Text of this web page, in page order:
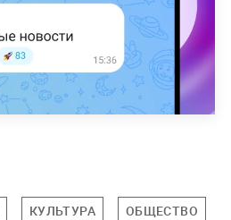
КУЛЬТУРА ОБЩЕСТВО